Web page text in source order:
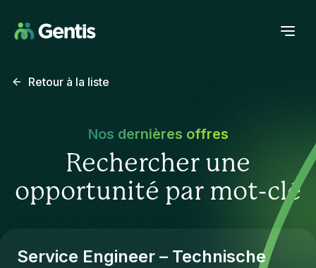
Retour à la liste
Nos dernières offres
Rechercher une
opportunité par mot-clé
Service Engineer – Technische